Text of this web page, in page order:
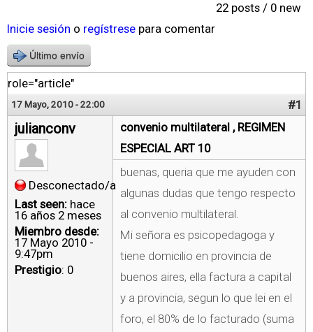
22 posts / 0 new
Inicie sesión o regístrese para comentar
Último envío
role="article"
17 Mayo, 2010 - 22:00 #1
julianconv
Desconectado/a
Last seen: hace
16 años 2 meses
Miembro desde:
17 Mayo 2010 -
9:47pm
Prestigio: 0
convenio multilateral , REGIMEN
ESPECIAL ART 10
buenas, queria que me ayuden con
algunas dudas que tengo respecto
al convenio multilateral.
Mi señora es psicopedagoga y
tiene domicilio en provincia de
buenos aires, ella factura a capital
y a provincia, segun lo que lei en el
foro, el 80% de lo facturado (suma